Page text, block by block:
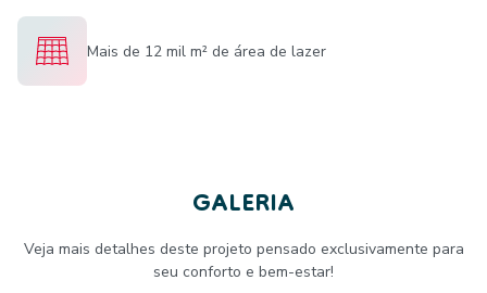
Mais de 12 mil m² de área de lazer
GALERIA
Veja mais detalhes deste projeto pensado exclusivamente para
seu conforto e bem-estar!